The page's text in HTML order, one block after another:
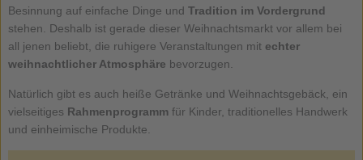
Besinnung auf einfache Dinge und Tradition im Vordergrund
stehen. Deshalb ist gerade dieser Weihnachtsmarkt vor allem bei
all jenen beliebt, die ruhigere Veranstaltungen mit echter
weihnachtlicher Atmosphäre bevorzugen.
Natürlich gibt es auch heiße Getränke und Weihnachtsgebäck, ein
vielseitiges Rahmenprogrammfür Kinder, traditionelles Handwerk
und einheimische Produkte.